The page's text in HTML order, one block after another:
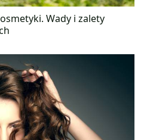
Wady i zalety